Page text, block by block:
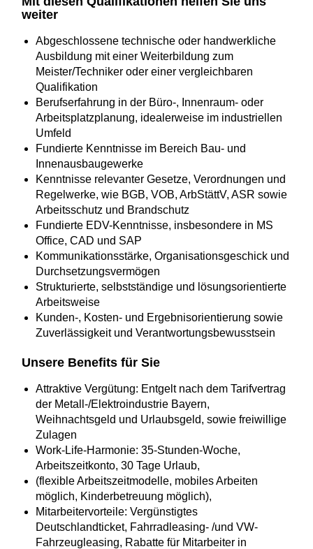
weiter
Abgeschlossene technische oder handwerkliche
Ausbildung mit einer Weiterbildung zum
Meister/Techniker oder einer vergleichbaren
Qualifikation
Berufserfahrung in der Büro‑, Innenraum‑ oder
Arbeitsplatzplanung, idealerweise im industriellen
Umfeld
Fundierte Kenntnisse im Bereich Bau‑ und
Innenausbaugewerke
Kenntnisse relevanter Gesetze, Verordnungen und
Regelwerke, wie BGB, VOB, ArbStättV, ASR sowie
Arbeitsschutz und Brandschutz
Fundierte EDV-Kenntnisse, insbesondere in MS
Office, CAD und SAP
Kommunikationsstärke, Organisationsgeschick und
Durchsetzungsvermögen
Strukturierte, selbstständige und lösungsorientierte
Arbeitsweise
Kunden‑, Kosten‑ und Ergebnisorientierung sowie
Zuverlässigkeit und Verantwortungsbewusstsein
Unsere Benefits für Sie
Attraktive Vergütung: Entgelt nach dem Tarifvertrag
der Metall-/Elektroindustrie Bayern,
Weihnachtsgeld und Urlaubsgeld, sowie freiwillige
Zulagen
Work-Life-Harmonie: 35-Stunden-Woche,
Arbeitszeitkonto, 30 Tage Urlaub,
(flexible Arbeitszeitmodelle, mobiles Arbeiten
möglich, Kinderbetreuung möglich),
Mitarbeitervorteile: Vergünstigtes
Deutschlandticket, Fahrradleasing- /und VW-
Fahrzeugleasing, Rabatte für Mitarbeiter in